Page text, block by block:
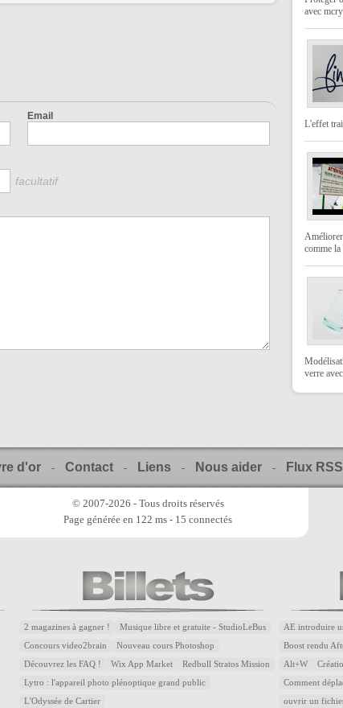
Email
facultatif
avec
L'effet
comme
verre
d'or - Contact - Liens - Nous aider - Flux RSS
© 2007-2026 - Tous droits réservés
Page générée en 122 ms - 15 connectés
2 magazines à gagner ! Musique libre et gratuite - StudioLeBus
Concours video2brain Nouveau cours Photoshop
Découvrez les FAQ ! Wix App Market Redbull Stratos Mission
Lytro : l'appareil photo plénoptique grand public
L'Odyssée de Cartier
AE introduire
Boost rendu
Alt+W
Comment
ouvrir un